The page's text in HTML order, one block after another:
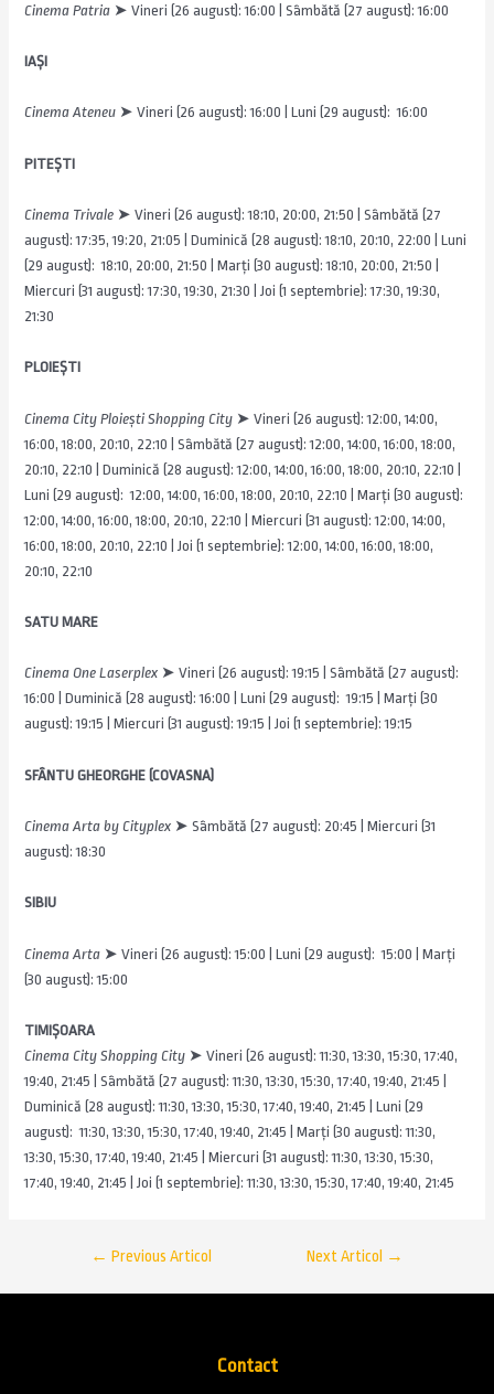
Cinema Patria ➤ Vineri (26 august): 16:00 | Sâmbătă (27 august): 16:00
IAȘI
Cinema Ateneu ➤ Vineri (26 august): 16:00 | Luni (29 august): 16:00
PITEȘTI
Cinema Trivale ➤ Vineri (26 august): 18:10, 20:00, 21:50 | Sâmbătă (27
august): 17:35, 19:20, 21:05 | Duminică (28 august): 18:10, 20:10, 22:00 | Luni
(29 august): 18:10, 20:00, 21:50 | Marți (30 august): 18:10, 20:00, 21:50 |
Miercuri (31 august): 17:30, 19:30, 21:30 | Joi (1 septembrie): 17:30, 19:30,
21:30
PLOIEȘTI
Cinema City Ploiești Shopping City ➤ Vineri (26 august): 12:00, 14:00,
16:00, 18:00, 20:10, 22:10 | Sâmbătă (27 august): 12:00, 14:00, 16:00, 18:00,
20:10, 22:10 | Duminică (28 august): 12:00, 14:00, 16:00, 18:00, 20:10, 22:10 |
Luni (29 august): 12:00, 14:00, 16:00, 18:00, 20:10, 22:10 | Marți (30 august):
12:00, 14:00, 16:00, 18:00, 20:10, 22:10 | Miercuri (31 august): 12:00, 14:00,
16:00, 18:00, 20:10, 22:10 | Joi (1 septembrie): 12:00, 14:00, 16:00, 18:00,
20:10, 22:10
SATU MARE
Cinema One Laserplex ➤ Vineri (26 august): 19:15 | Sâmbătă (27 august):
16:00 | Duminică (28 august): 16:00 | Luni (29 august): 19:15 | Marți (30
august): 19:15 | Miercuri (31 august): 19:15 | Joi (1 septembrie): 19:15
SFÂNTU GHEORGHE (COVASNA)
Cinema Arta by Cityplex ➤ Sâmbătă (27 august): 20:45 | Miercuri (31
august): 18:30
SIBIU
Cinema Arta ➤ Vineri (26 august): 15:00 | Luni (29 august): 15:00 | Marți
(30 august): 15:00
TIMIȘOARA
Cinema City Shopping City ➤ Vineri (26 august): 11:30, 13:30, 15:30, 17:40,
19:40, 21:45 | Sâmbătă (27 august): 11:30, 13:30, 15:30, 17:40, 19:40, 21:45 |
Duminică (28 august): 11:30, 13:30, 15:30, 17:40, 19:40, 21:45 | Luni (29
august): 11:30, 13:30, 15:30, 17:40, 19:40, 21:45 | Marți (30 august): 11:30,
13:30, 15:30, 17:40, 19:40, 21:45 | Miercuri (31 august): 11:30, 13:30, 15:30,
17:40, 19:40, 21:45 | Joi (1 septembrie): 11:30, 13:30, 15:30, 17:40, 19:40, 21:45
← Previous Articol Next Articol →
Contact